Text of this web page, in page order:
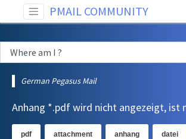
PMAIL COMMUNITY
German Pegasus Mail
Anhang *.pdf wird nicht angezeigt, ist
pdf attachment anhang datei